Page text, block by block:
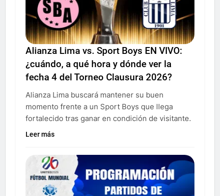
Alianza Lima vs. Sport Boys EN VIVO:
¿cuándo, a qué hora y dónde ver la
fecha 4 del Torneo Clausura 2026?
Alianza Lima buscará mantener su buen
momento frente a un Sport Boys que llega
fortalecido tras ganar en condición de visitante.
Leer más